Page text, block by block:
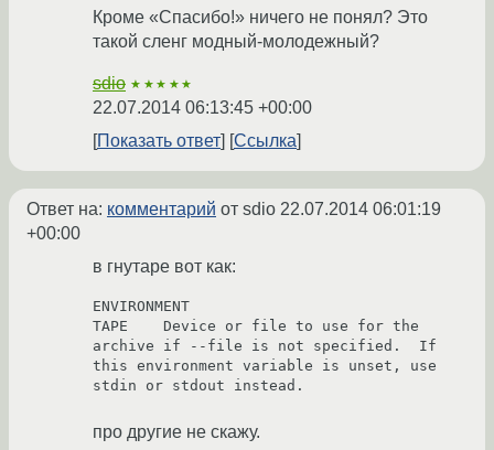
Кроме «Спасибо!» ничего не понял? Это
такой сленг модный-молодежный?
sdio ★★★★★
22.07.2014 06:13:45 +00:00
Показать ответ
Ссылка
Ответ на: комментарий от sdio 22.07.2014 06:01:19
+00:00
в гнутаре вот как:
ENVIRONMENT
TAPE    Device or file to use for the
archive if --file is not specified.  If
this environment variable is unset, use
stdin or stdout instead.
про другие не скажу.